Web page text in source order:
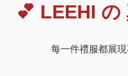
💕 LEEHI の
每一件禮服都展